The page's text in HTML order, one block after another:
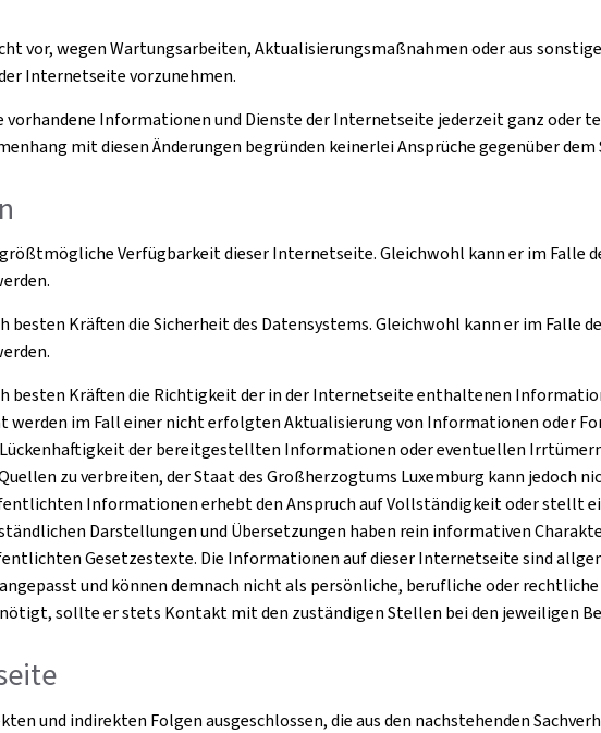
vor, wegen Wartungsarbeiten, Aktualisierungsmaßnahmen oder aus
Internetseite vorzunehmen.
vorhandene Informationen und Dienste der Internetseite jederzeit ganz oder
mit diesen Änderungen begründen keinerlei Ansprüche gegenüber
Verfügbarkeit dieser Internetseite. Gleichwohl kann er im Falle
Kräften die Sicherheit des Datensystems. Gleichwohl kann er im Falle
besten Kräften die Richtigkeit der in der Internetseite enthaltenen
im Fall einer nicht erfolgten Aktualisierung von Informationen oder
der bereitgestellten Informationen oder eventuellen
zu verbreiten, der Staat des Großherzogtums Luxemburg kann jedoch
Informationen erhebt den Anspruch auf Vollständigkeit oder stellt
Darstellungen und Übersetzungen haben rein informativen
Gesetzestexte. Die Informationen auf dieser Internetseite sind
und können demnach nicht als persönliche, berufliche oder
sollte er stets Kontakt mit den zuständigen Stellen bei den jeweiligen
und indirekten Folgen ausgeschlossen, die aus den nachstehenden